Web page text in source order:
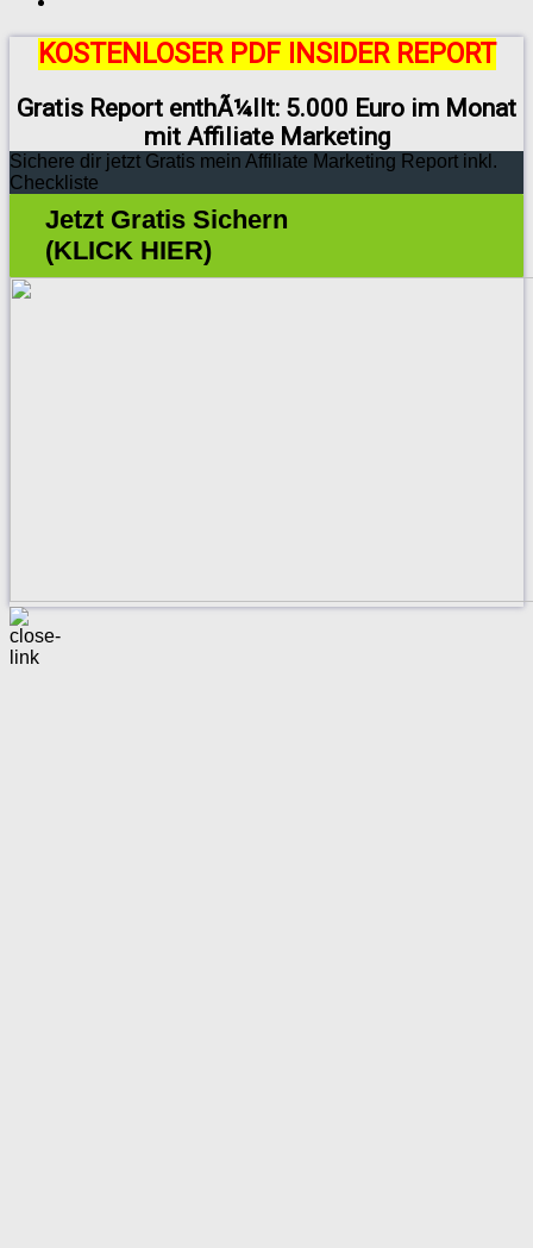
KOSTENLOSER PDF INSIDER REPORT
Gratis Report enthÃ¼llt: 5.000 Euro im Monat
mit Affiliate Marketing
Sichere dir jetzt Gratis mein Affiliate Marketing Report inkl.
Checkliste
Jetzt Gratis Sichern
(KLICK HIER)